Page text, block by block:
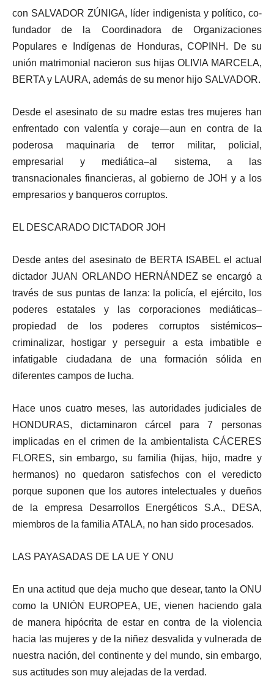
con SALVADOR ZÚNIGA, líder indigenista y político, co-
fundador de la Coordinadora de Organizaciones
Populares e Indígenas de Honduras, COPINH. De su
unión matrimonial nacieron sus hijas OLIVIA MARCELA,
BERTA y LAURA, además de su menor hijo SALVADOR.
Desde el asesinato de su madre estas tres mujeres han
enfrentado con valentía y coraje—aun en contra de la
poderosa maquinaria de terror militar, policial,
empresarial y mediática–al sistema, a las
transnacionales financieras, al gobierno de JOH y a los
empresarios y banqueros corruptos.
EL DESCARADO DICTADOR JOH
Desde antes del asesinato de BERTA ISABEL el actual
dictador JUAN ORLANDO HERNÁNDEZ se encargó a
través de sus puntas de lanza: la policía, el ejército, los
poderes estatales y las corporaciones mediáticas–
propiedad de los poderes corruptos sistémicos–
criminalizar, hostigar y perseguir a esta imbatible e
infatigable ciudadana de una formación sólida en
diferentes campos de lucha.
Hace unos cuatro meses, las autoridades judiciales de
HONDURAS, dictaminaron cárcel para 7 personas
implicadas en el crimen de la ambientalista CÁCERES
FLORES, sin embargo, su familia (hijas, hijo, madre y
hermanos) no quedaron satisfechos con el veredicto
porque suponen que los autores intelectuales y dueños
de la empresa Desarrollos Energéticos S.A., DESA,
miembros de la familia ATALA, no han sido procesados.
LAS PAYASADAS DE LA UE Y ONU
En una actitud que deja mucho que desear, tanto la ONU
como la UNIÓN EUROPEA, UE, vienen haciendo gala
de manera hipócrita de estar en contra de la violencia
hacia las mujeres y de la niñez desvalida y vulnerada de
nuestra nación, del continente y del mundo, sin embargo,
sus actitudes son muy alejadas de la verdad.